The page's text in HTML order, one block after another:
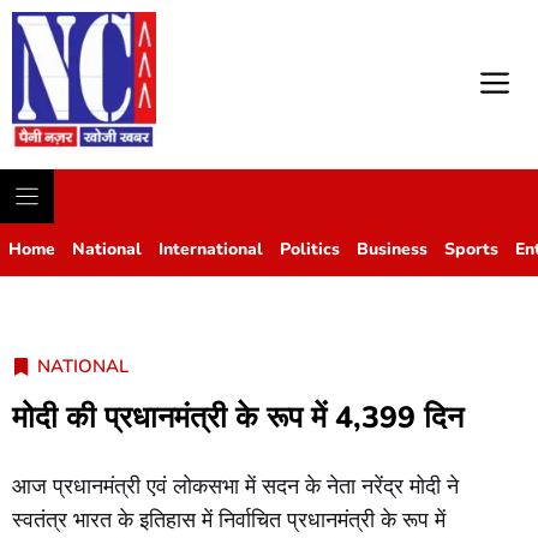
Home National International Politics Business Sports
NATIONAL
मोदी की प्रधानमंत्री के रूप में 4,399 दिन
आज प्रधानमंत्री एवं लोकसभा में सदन के नेता नरेंद्र मोदी ने
स्वतंत्र भारत के इतिहास में निर्वाचित प्रधानमंत्री के रूप में